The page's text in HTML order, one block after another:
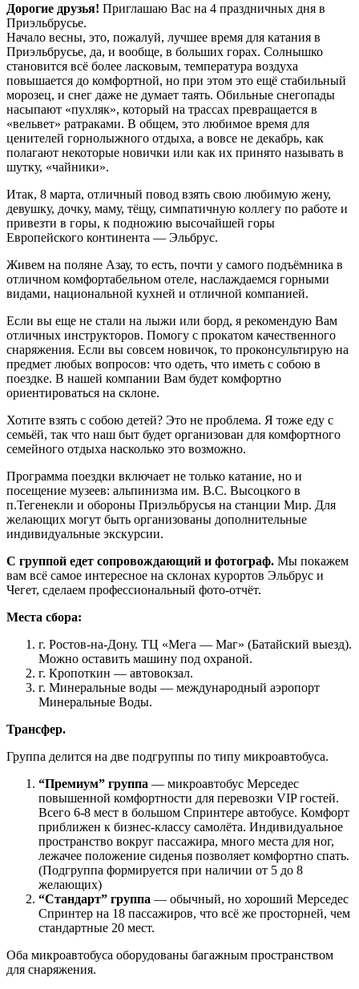
Дорогие друзья! Приглашаю Вас на 4 праздничных дня в
Приэльбрусье.
Начало весны, это, пожалуй, лучшее время для катания в
Приэльбрусье, да, и вообще, в больших горах. Солнышко
становится всё более ласковым, температура воздуха
повышается до комфортной, но при этом это ещё стабильный
морозец, и снег даже не думает таять. Обильные снегопады
насыпают «пухляк», который на трассах превращается в
«вельвет» ратраками. В общем, это любимое время для
ценителей горнолыжного отдыха, а вовсе не декабрь, как
полагают некоторые новички или как их принято называть в
шутку, «чайники».
Итак, 8 марта, отличный повод взять свою любимую жену,
девушку, дочку, маму, тёщу, симпатичную коллегу по работе и
привезти в горы, к подножию высочайшей горы
Европейского континента — Эльбрус.
Живем на поляне Азау, то есть, почти у самого подъёмника в
отличном комфортабельном отеле, наслаждаемся горными
видами, национальной кухней и отличной компанией.
Если вы еще не стали на лыжи или борд, я рекомендую Вам
отличных инструкторов. Помогу с прокатом качественного
снаряжения. Если вы совсем новичок, то проконсультирую на
предмет любых вопросов: что одеть, что иметь с собою в
поездке. В нашей компании Вам будет комфортно
ориентироваться на склоне.
Хотите взять с собою детей? Это не проблема. Я тоже еду с
семьёй, так что наш быт будет организован для комфортного
семейного отдыха насколько это возможно.
Программа поездки включает не только катание, но и
посещение музеев: альпинизма им. В.С. Высоцкого в
п.Тегенекли и обороны Приэльбрусья на станции Мир. Для
желающих могут быть организованы дополнительные
индивидуальные экскурсии.
С группой едет сопровождающий и фотограф. Мы покажем
вам всё самое интересное на склонах курортов Эльбрус и
Чегет, сделаем профессиональный фото-отчёт.
Места сбора:
г. Ростов-на-Дону. ТЦ «Мега — Маг» (Батайский выезд).
Можно оставить машину под охраной.
г. Кропоткин — автовокзал.
г. Минеральные воды — международный аэропорт
Минеральные Воды.
Трансфер.
Группа делится на две подгруппы по типу микроавтобуса.
“Премиум” группа — микроавтобус Мерседес
повышенной комфортности для перевозки VIP гостей.
Всего 6-8 мест в большом Спринтере автобусе. Комфорт
приближен к бизнес-классу самолёта. Индивидуальное
пространство вокруг пассажира, много места для ног,
лежачее положение сиденья позволяет комфортно спать.
(Подгруппа формируется при наличии от 5 до 8
желающих)
“Стандарт” группа — обычный, но хороший Мерседес
Спринтер на 18 пассажиров, что всё же просторней, чем
стандартные 20 мест.
Оба микроавтобуса оборудованы багажным пространством
для снаряжения.